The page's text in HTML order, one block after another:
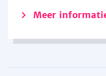
Meer